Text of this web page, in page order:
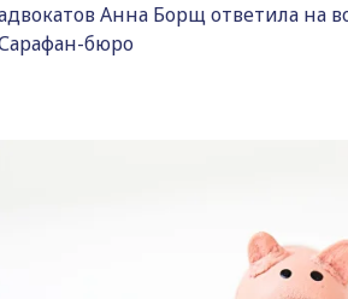
Анна Борщ ответила на
бюро